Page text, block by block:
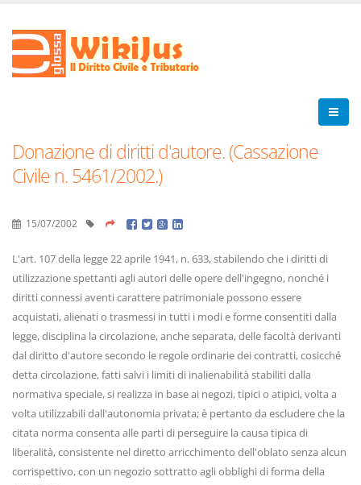
Donazione di diritti d'autore. (Cassazione
Civile n. 5461/2002.)
15/07/2002
L'art. 107 della legge 22 aprile 1941, n. 633, stabilendo che i diritti di
utilizzazione spettanti agli autori delle opere dell'ingegno, nonché i
diritti connessi aventi carattere patrimoniale possono essere
acquistati, alienati o trasmessi in tutti i modi e forme consentiti dalla
legge, disciplina la circolazione, anche separata, delle facoltà derivanti
dal diritto d'autore secondo le regole ordinarie dei contratti, cosicché
detta circolazione, fatti salvi i limiti di inalienabilità stabiliti dalla
normativa speciale, si realizza in base ai negozi, tipici o atipici, volta a
volta utilizzabili dall'autonomia privata; è pertanto da escludere che la
citata norma consenta alle parti di perseguire la causa tipica di
liberalità, consistente nel diretto arricchimento dell'oblato senza alcun
corrispettivo, con un negozio sottratto agli obblighi di forma della